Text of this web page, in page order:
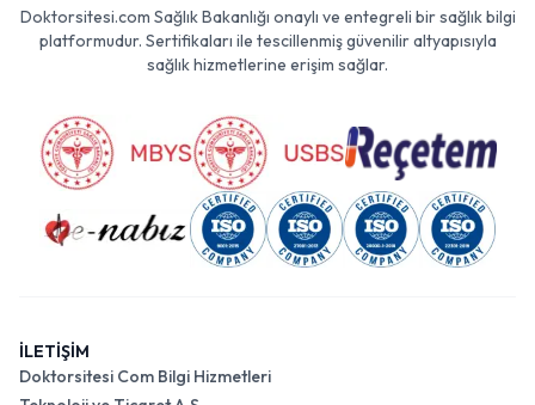
Doktorsitesi.com Sağlık Bakanlığı onaylı ve entegreli bir sağlık bilgi
platformudur. Sertifikaları ile tescillenmiş güvenilir altyapısıyla
sağlık hizmetlerine erişim sağlar.
İLETİŞİM
Doktorsitesi Com Bilgi Hizmetleri